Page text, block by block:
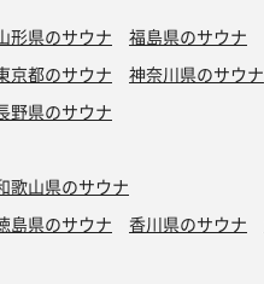
形県のサウナ 福島県のサウナ
京都のサウナ 神奈川県のサウナ
野県のサウナ
歌山県のサウナ
島県のサウナ 香川県のサウナ